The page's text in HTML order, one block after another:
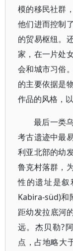
模的移民社群
他们进而控制
的贸易枢纽。
家，在一片处
会和城市习俗
的主要依据是
作品的风格，
最后一类
考古遗迹中最
利亚北部的幼
鲁克村落群，
性的遗址是叙
Kabira-süd)和
距幼发拉底河
远。杰贝勒?
点，占地略大